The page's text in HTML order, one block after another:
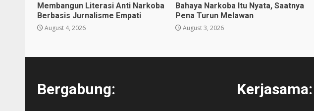
Membangun Literasi Anti Narkoba
Berbasis Jurnalisme Empati
August 4, 2026
Bahaya Narkoba Itu Nyata, Saatnya
Pena Turun Melawan
August 3, 2026
Bergabung: Kerjasama: